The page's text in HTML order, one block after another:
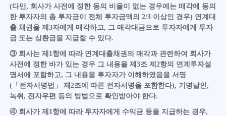
(다만, 회사가 사전에 정한 동의 비율이 없는 경우에는 매각에 동의
한 투자자의 총 투자금이 전체 투자금액의 2/3 이상인 경우) 연계대
출 채권을 제3자에게 매각하고, 그 매각대금으로 투자자에게 투자
금 또는 상환금을 지급할 수 있다.
③ 회사는 제1항에 따라 연계대출채권의 매각과 관련하여 회사가
사전에 정한 바가 있는 경우 그 내용을 제3조 제2항의 연계투자설
명서에 포함하고, 그 내용을 투자자가 이해하였음을 서명
(「전자서명법」 제2조에 따른 전자서명을 포함한다), 기명날인,
녹취, 전자우편 등의 방법으로 확인받아야 한다.
④ 회사가 제1항에 따라 투자자에게 수익금 등을 지급하는 경우,